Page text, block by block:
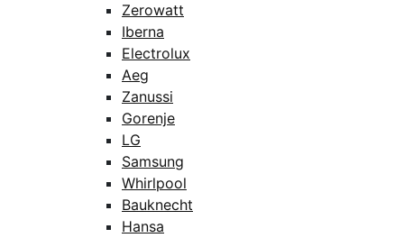
Zerowatt
Iberna
Electrolux
Aeg
Zanussi
Gorenje
LG
Samsung
Whirlpool
Bauknecht
Hansa